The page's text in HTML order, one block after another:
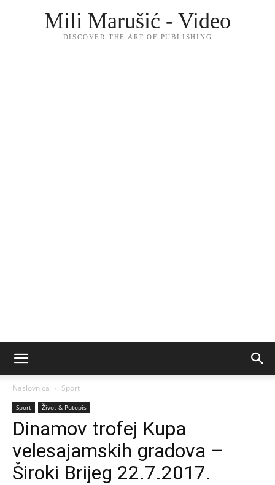
Mili Marušić - Video
DISCOVER THE ART OF PUBLISHING
Naslovnica Sport
Sport Život & Putopis
Dinamov trofej Kupa
velesajamskih gradova –
Široki Brijeg 22.7.2017.